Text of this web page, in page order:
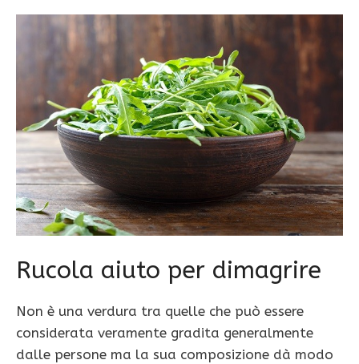
Rucola aiuto per dimagrire
Non è una verdura tra quelle che può essere
considerata veramente gradita generalmente
dalle persone ma la sua composizione dà modo